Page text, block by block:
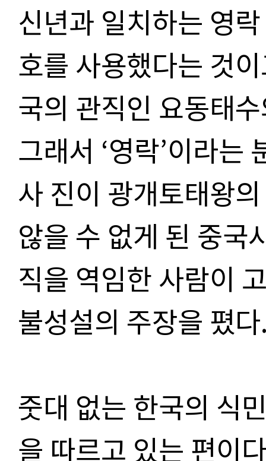
신년과 일치하는 영
호를 사용했다는 것
국의 관직인 요동태
그래서 ‘영락’이라는
사 진이 광개토태왕
않을 수 없게 된 중국
직을 역임한 사람이
불성설의 주장을 폈
줏대 없는 한국의 식
을 따르고 있는 편이